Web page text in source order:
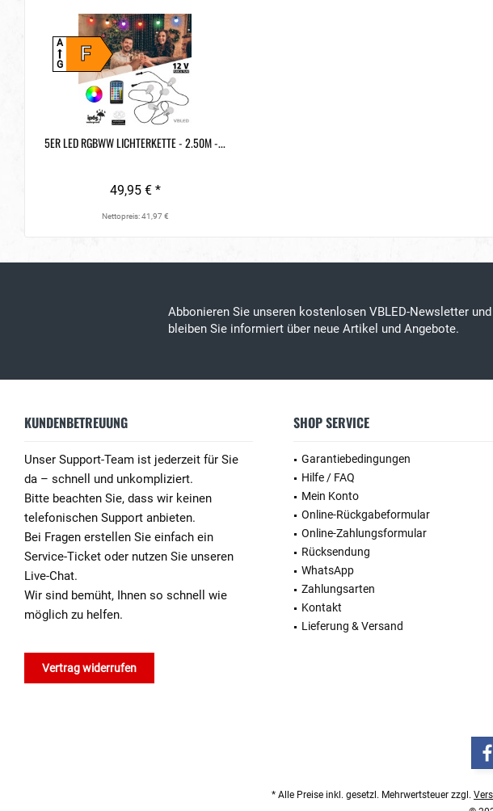
F
A
G
5ER LED RGBWW LICHTERKETTE - 2.50M -...
49,95 € *
Nettopreis: 41,97 €
Abbonieren Sie unseren kostenlosen VBLED-Newsletter und
bleiben Sie informiert über neue Artikel und Angebote.
KUNDENBETREUUNG
Unser Support-Team ist jederzeit für Sie
da – schnell und unkompliziert.
Bitte beachten Sie, dass wir keinen
telefonischen Support anbieten.
Bei Fragen erstellen Sie einfach ein
Service-Ticket oder nutzen Sie unseren
Live-Chat.
Wir sind bemüht, Ihnen so schnell wie
möglich zu helfen.
Vertrag widerrufen
SHOP SERVICE
Garantiebedingungen
Hilfe / FAQ
Mein Konto
Online-Rückgabeformular
Online-Zahlungsformular
Rücksendung
WhatsApp
Zahlungsarten
Kontakt
Lieferung & Versand
* Alle Preise inkl. gesetzl. Mehrwertsteuer zzgl.